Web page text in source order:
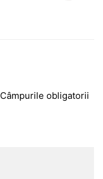
Câmpurile obligatorii